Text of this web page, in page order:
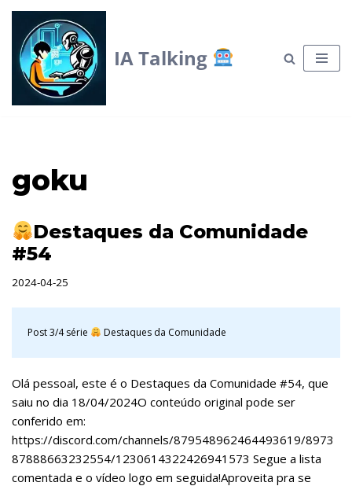
Skip
to
content
IA Talking
goku
Destaques da Comunidade
#54
2024-04-25
Post 3/4 série Destaques da Comunidade
Olá pessoal, este é o Destaques da Comunidade #54, que
saiu no dia 18/04/2024O conteúdo original pode ser
conferido em:
https://discord.com/channels/879548962464493619/8973
87888663232554/1230614322426941573 Segue a lista
comentada e o vídeo logo em seguida!Aproveita pra se